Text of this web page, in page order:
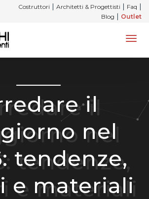
Costruttori | Architetti & Progettisti | Faq |
Blog | Outlet
il
nel
tendenze,
e materiali